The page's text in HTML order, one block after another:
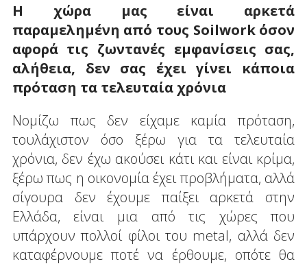
Η χώρα μας είναι αρκετά
παραμελημένη από τους Soilwork όσον
αφορά τις ζωντανές εμφανίσεις σας,
αλήθεια, δεν σας έχει γίνει κάποια
πρόταση τα τελευταία χρόνια
Νομίζω πως δεν είχαμε καμία πρόταση,
τουλάχιστον όσο ξέρω για τα τελευταία
χρόνια, δεν έχω ακούσει κάτι και είναι κρίμα,
ξέρω πως η οικονομία έχει προβλήματα, αλλά
σίγουρα δεν έχουμε παίξει αρκετά στην
Ελλάδα, είναι μια από τις χώρες που
υπάρχουν πολλοί φίλοι του metal, αλλά δεν
καταφέρνουμε ποτέ να έρθουμε, οπότε θα